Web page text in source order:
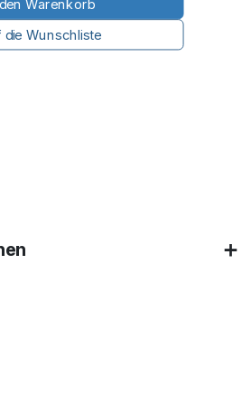
Warenkorb
die Wunschliste